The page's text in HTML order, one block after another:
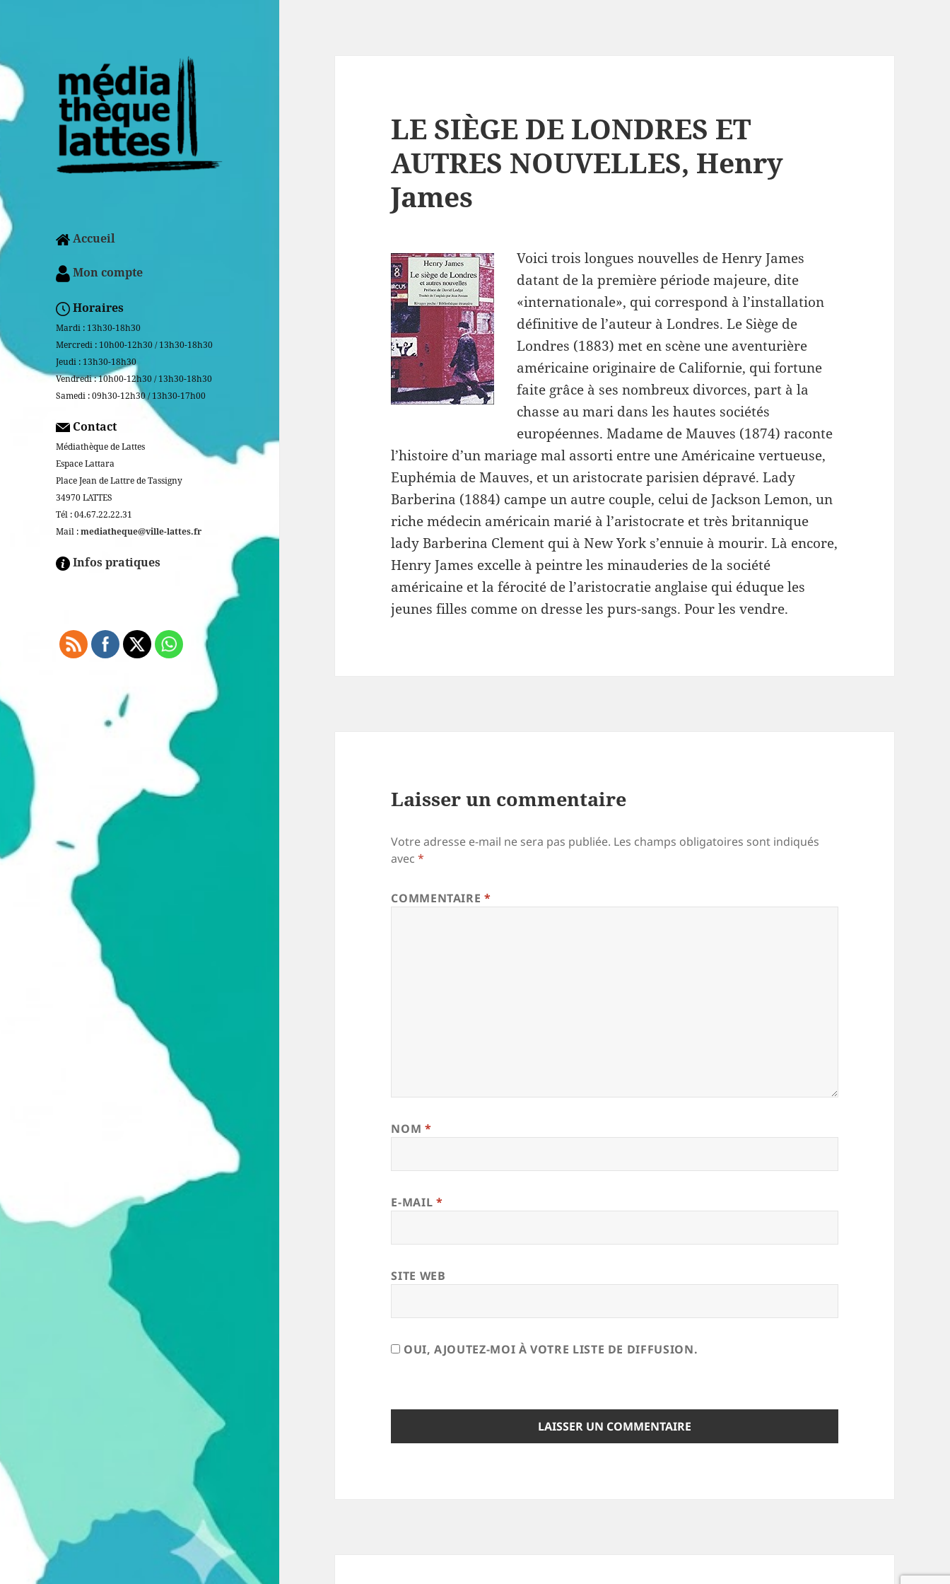
Accueil
Mon compte
Horaires
Mardi : 13h30-18h30
Mercredi : 10h00-12h30 / 13h30-18h30
Jeudi : 13h30-18h30
Vendredi : 10h00-12h30 / 13h30-18h30
Samedi : 09h30-12h30 / 13h30-17h00
Contact
Médiathèque de Lattes
Espace Lattara
Place Jean de Lattre de Tassigny
34970 LATTES
Tél : 04.67.22.22.31
Mail :mediatheque@ville-lattes.fr
Infos pratiques
Facebook is disabled.
LE SIÈGE DE LONDRES ET
AUTRES NOUVELLES, Henry
James
Voici trois longues nouvelles de Henry James
datant de la première période majeure, dite
«internationale», qui correspond à l’installation
définitive de l’auteur à Londres. Le Siège de
Londres (1883) met en scène une aventurière
américaine originaire de Californie, qui fortune
faite grâce à ses nombreux divorces, part à la
chasse au mari dans les hautes sociétés
européennes. Madame de Mauves (1874) raconte
l’histoire d’un mariage mal assorti entre une Américaine vertueuse,
Euphémia de Mauves, et un aristocrate parisien dépravé. Lady
Barberina (1884) campe un autre couple, celui de Jackson Lemon, un
riche médecin américain marié à l’aristocrate et très britannique
lady Barberina Clement qui à New York s’ennuie à mourir. Là encore,
Henry James excelle à peintre les minauderies de la société
américaine et la férocité de l’aristocratie anglaise qui éduque les
jeunes filles comme on dresse les purs-sangs. Pour les vendre.
Laisser un commentaire
Votre adresse e-mail ne sera pas publiée. Les champs obligatoires sont indiqués
avec*
COMMENTAIRE*
NOM *
E-MAIL *
SITE WEB
OUI, AJOUTEZ-MOI À VOTRE LISTE DE DIFFUSION.